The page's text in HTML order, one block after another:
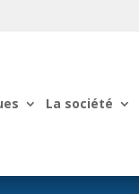
La société